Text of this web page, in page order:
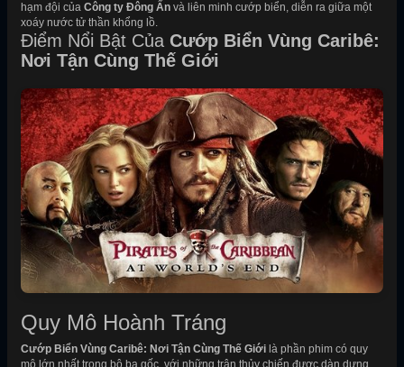
hạm đội của Công ty Đông Ấn và liên minh cướp biển, diễn ra giữa một
xoáy nước tử thần khổng lồ.
Điểm Nổi Bật Của Cướp Biển Vùng Caribê:
Nơi Tận Cùng Thế Giới
Quy Mô Hoành Tráng
Cướp Biển Vùng Caribê: Nơi Tận Cùng Thế Giới là phần phim có quy
mô lớn nhất trong bộ ba gốc, với những trận thủy chiến được dàn dựng